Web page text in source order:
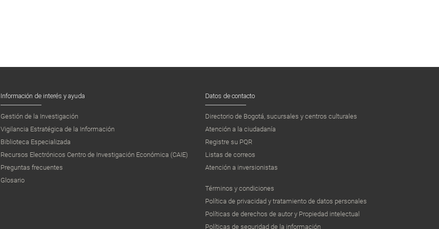
Información de interés y ayuda
Gestión de la Investigación
Vigilancia Estratégica de la Información
Biblioteca Especializada
Recursos Electrónicos Centro de Investigación Económica (CAIE)
Preguntas frecuentes
Glosario
Datos de contacto
Directorio de Bogotá, sucursales y centros culturales
Atención a la ciudadanía
Registre su PQR
Listas de correos
Atención a inversionistas
Términos y condiciones
Política de privacidad y tratamiento de datos personales
Políticas de derechos de autor y Propiedad intelectual
Políticas de seguridad de la información